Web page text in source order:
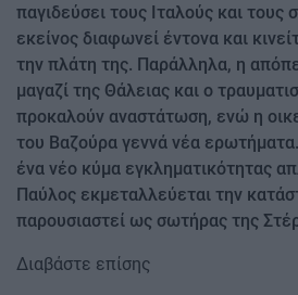
παγιδεύσει τους Ιταλούς και
εκείνος διαφωνεί έντονα και
την πλάτη της. Παράλληλα, η
μαγαζί της Θάλειας και ο
προκαλούν αναστάτωση, ενώ η
του Βαζούρα γεννά νέα
ένα νέο κύμα εγκληματικότητας
Παύλος εκμεταλλεύεται την
παρουσιαστεί ως σωτήρας της
Διαβάστε επίσης